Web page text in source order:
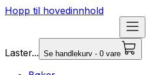
Hopp til hovedinnhold
Laster... Se handlekurv - 0 vare